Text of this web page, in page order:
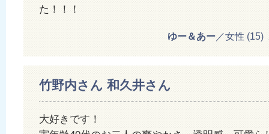
た！！！
ゆー＆あー／女性 (15)
竹野内さん 和久井さん
大好きです！